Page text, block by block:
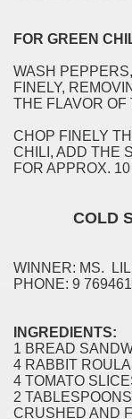
FOR GREEN
WASH
FINELY,
THE FLAVOR OF
CHOP FINELY
CHILI, ADD THE
FOR APPROX.
COLD
WINNER: MS.
PHONE: 9
INGREDIENTS:
1 BREAD
4 RABBIT
4 TOMATO
2
CRUSHED AND